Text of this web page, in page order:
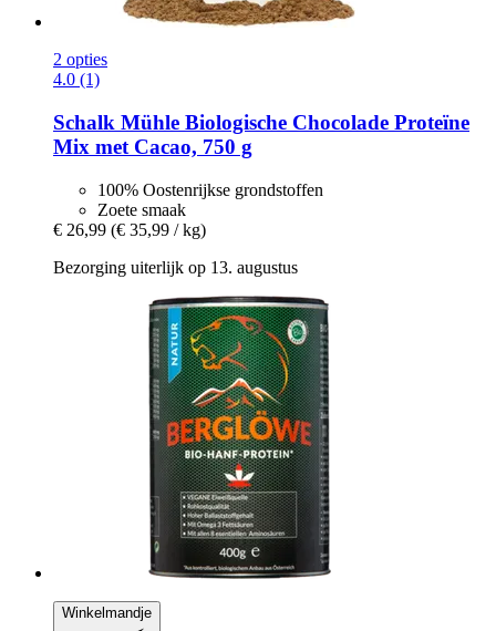
2 opties
4.0 (1)
Schalk Mühle Biologische Chocolade Proteïne
Mix met Cacao, 750 g
100% Oostenrijkse grondstoffen
Zoete smaak
€ 26,99 (€ 35,99 / kg)
Bezorging uiterlijk op 13. augustus
Winkelmandje